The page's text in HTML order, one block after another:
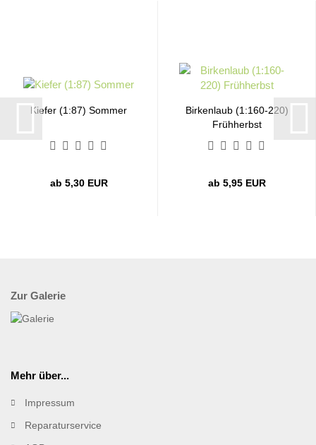
Kiefer (1:87) Sommer
ab 5,30 EUR
Birkenlaub (1:160-220)
Frühherbst
ab 5,95 EUR
Zur Galerie
Mehr über...
Impressum
Reparaturservice